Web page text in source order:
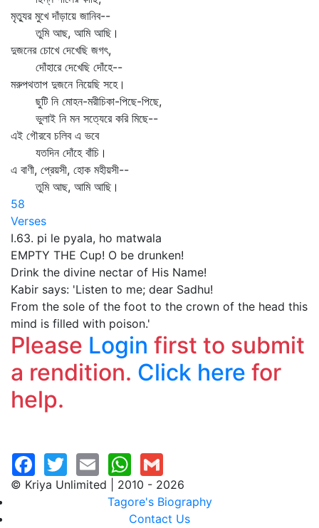
মৃত্যুর মুখে দাঁড়ায়ে জানিব--
তুমি আছ, আমি আছি।
দুজনের চোখে দেখেছি জগৎ,
দোঁহারে দেখেছি দোঁহে--
মরুপথতাপ দুজনে নিয়েছি সহে।
ছুটি নি মোহন-মরীচিকা-পিছে-পিছে,
ভুলাই নি মন সত্যেরে করি মিছে--
এই গৌরবে চলিব এ ভবে
যতদিন দোঁহে বাঁচি।
এ বাণী, প্রেয়সী, হোক মহীয়সী--
তুমি আছ, আমি আছি।
58
Verses
I.63. pi le pyala, ho matwala
EMPTY THE Cup! O be drunken!
Drink the divine nectar of His Name!
Kabir says: 'Listen to me; dear Sadhu!
From the sole of the foot to the crown of the head this
mind is filled with poison.'
Please Login first to submit
a rendition. Click here for
help.
© Kriya Unlimited | 2010 - 2026
Tagore's Biography
Contact Us